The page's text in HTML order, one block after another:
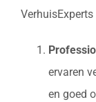
ervaren
en goed